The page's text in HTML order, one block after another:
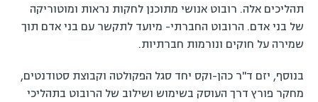
תהליכים אלה. רובוט אנושי מתוכנן לחקות נראות ומוטוריקה
של בני אדם. הרובוט החברתי- מיועד לתקשר עם בני אדם תוך
שמירה על חוקים ונורמות חברתיות.
בנוסף, יזם ד"ר כהן-וקס יחד סגל הפקולטה וקבוצת סטודנטים,
מחקר פורץ דרך העוסק בשימוש ושילוב של הרובוט בתהליכי